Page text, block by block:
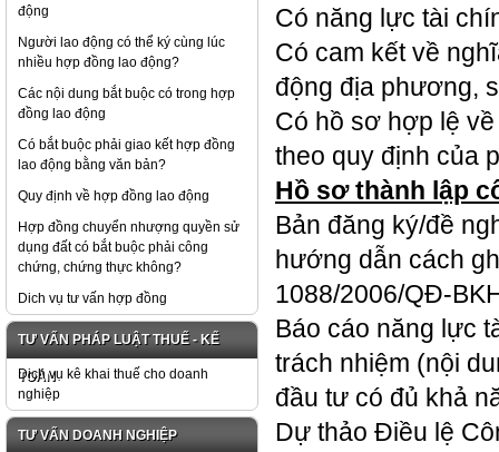
động
Người lao động có thể ký cùng lúc
nhiều hợp đồng lao động?
Các nội dung bắt buộc có trong hợp
đồng lao động
Có bắt buộc phải giao kết hợp đồng
lao động bằng văn bản?
Quy định về hợp đồng lao động
Hợp đồng chuyển nhượng quyền sử
dụng đất có bắt buộc phải công
chứng, chứng thực không?
Dich vụ tư vấn hợp đồng
TƯ VẤN PHÁP LUẬT THUẾ - KẾ
TOÁN
Dịch vụ kê khai thuế cho doanh
nghiệp
TƯ VẤN DOANH NGHIỆP
Có năng lực tài
Có cam kết về
động địa phương,
Có hồ sơ hợp lệ
theo quy định của
Hồ sơ thành lập
Bản đăng ký/đề
hướng dẫn cách
1088/2006/QĐ-
Báo cáo năng lực
trách nhiệm (nội
đầu tư có đủ khả
Dự thảo Điều lệ